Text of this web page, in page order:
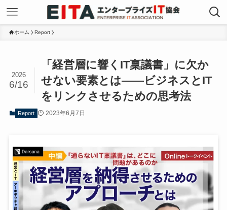
ホーム Report
「経営層に響くIT稟議書」に欠か
せない要素とは——ビジネスとIT
をリンクさせるための思考法
2026
6/16
Report 2023年6月7日